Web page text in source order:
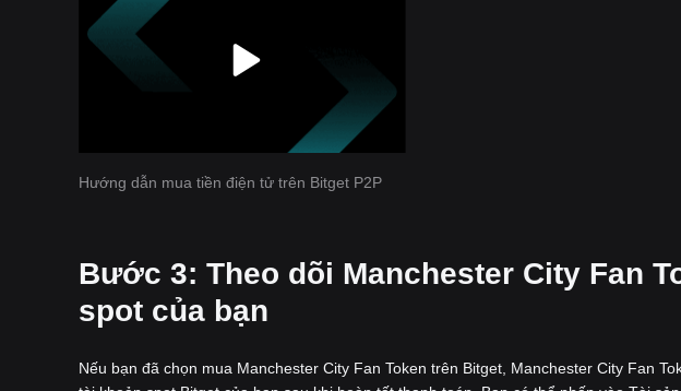
Hướng dẫn mua tiền điện tử trên Bitget P2P
‌Bước 3: Theo dõi Manchester City Fan
spot của bạn
Nếu bạn đã chọn mua Manchester City Fan Token trên Bitget, Manchester City Fan